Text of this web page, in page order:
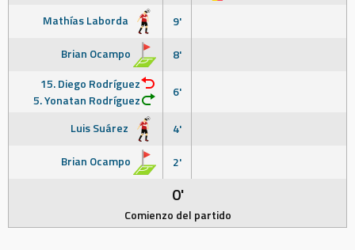
Mathías Laborda
9'
Brian Ocampo
8'
15. Diego Rodríguez
5. Yonatan Rodríguez
6'
Luis Suárez
4'
Brian Ocampo
2'
0'
Comienzo del partido